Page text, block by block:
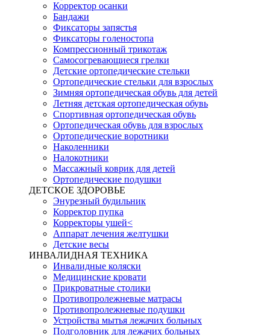
Корректор осанки
Бандажи
Фиксаторы запястья
Фиксаторы голеностопа
Компрессионный трикотаж
Самосогревающиеся грелки
Детские ортопедические стельки
Ортопедические стельки для взрослых
Зимняя ортопедическая обувь для детей
Летняя детская ортопедическая обувь
Спортивная ортопедическая обувь
Ортопедическая обувь для взрослых
Ортопедические воротники
Наколенники
Налокотники
Массажный коврик для детей
Ортопедические подушки
ДЕТСКОЕ ЗДОРОВЬЕ
Энурезный будильник
Корректор пупка
Корректоры ушей<
Аппарат лечения желтушки
Детские весы
ИНВАЛИДНАЯ ТЕХНИКА
Инвалидные коляски
Медицинские кровати
Прикроватные столики
Противопролежневые матрасы
Противопролежневые подушки
Устройства мытья лежачих больных
Подголовник для лежачих больных